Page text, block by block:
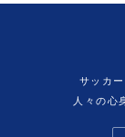
サッカ
人々の心